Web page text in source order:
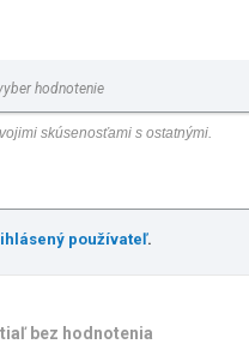
hodnotenie
používateľ.
bez hodnotenia